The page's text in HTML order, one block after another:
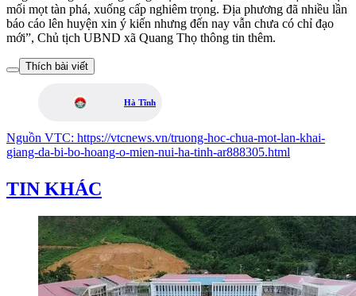
mối mọt tàn phá, xuống cấp nghiêm trọng. Địa phương đã nhiều lần
báo cáo lên huyện xin ý kiến nhưng đến nay vẫn chưa có chỉ đạo
mới”, Chủ tịch UBND xã Quang Thọ thông tin thêm.
Thích bài viết
Hà Tĩnh
Nguồn VTC: https://vtcnews.vn/truong-hoc-chua-mot-lan-khai-
giang-da-bi-bo-hoang-o-mien-nui-ha-tinh-ar888305.html
TIN KHÁC